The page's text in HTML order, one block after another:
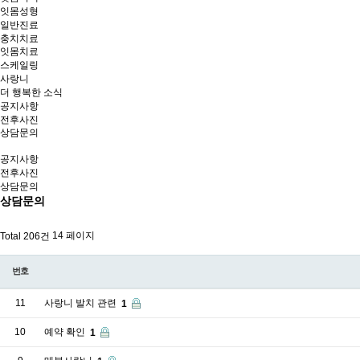
잇몸성형
일반진료
충치치료
잇몸치료
스케일링
사랑니
더 행복한 소식
공지사항
전후사진
상담문의
공지사항
전후사진
상담문의
상담문의
Total 206건 14 페이지
번호
11 사랑니 발치 관련 1
10 예약 확인 1